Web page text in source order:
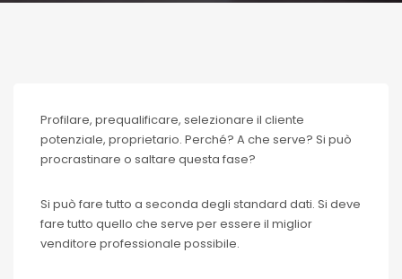
Profilare, prequalificare, selezionare il cliente
potenziale, proprietario. Perché? A che serve? Si può
procrastinare o saltare questa fase?
Si può fare tutto a seconda degli standard dati. Si deve
fare tutto quello che serve per essere il miglior
venditore professionale possibile.